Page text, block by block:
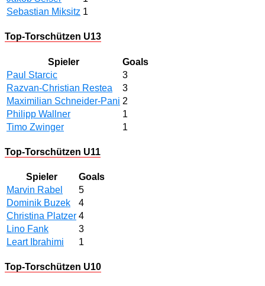
Sebastian Miksitz 1
Top-Torschützen U13
Spieler
Goals
Paul Starcic
3
Razvan-Christian Restea
3
Maximilian Schneider-Pani 2
Philipp Wallner
1
Timo Zwinger
1
Top-Torschützen U11
Spieler
Goals
Marvin Rabel
5
Dominik Buzek
4
Christina Platzer 4
Lino Fank
3
Leart Ibrahimi
1
Top-Torschützen U10